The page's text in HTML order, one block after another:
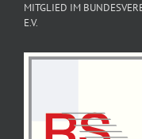
MITGLIED IM
E.V.